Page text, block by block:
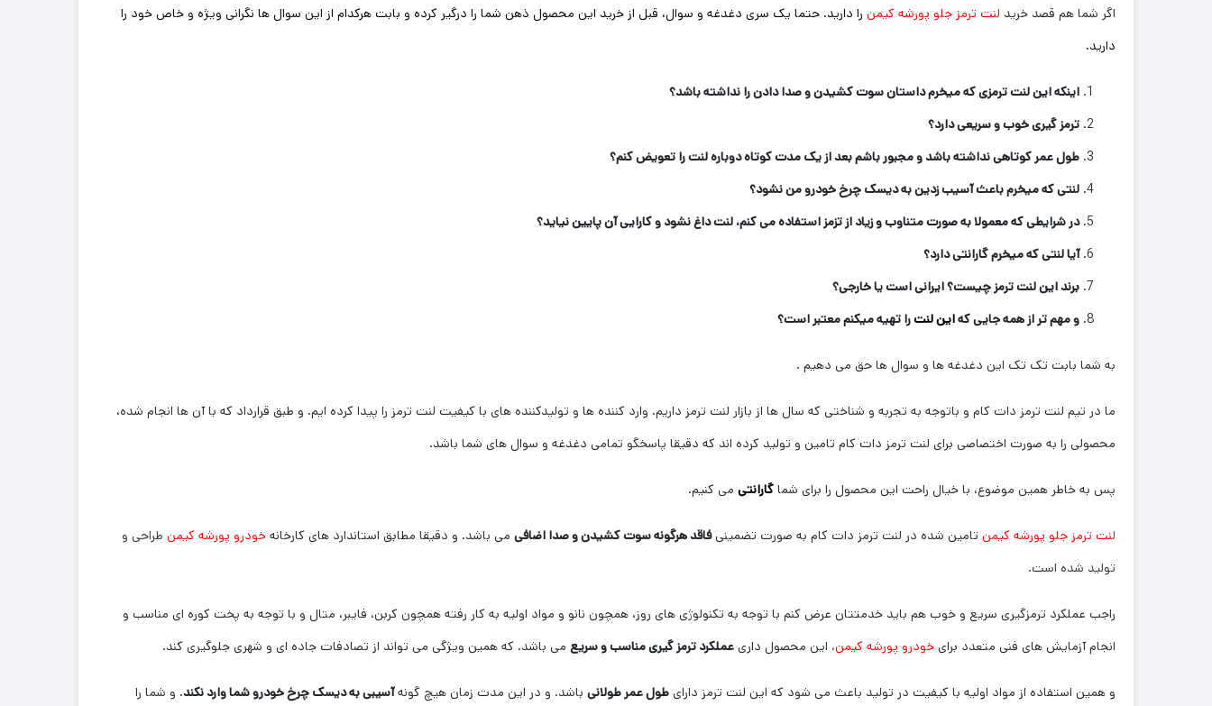
اگر شما هم قصد خرید لنت ترمز جلو پورشه کیمن را دارید. حتما یک سری دغدغه و سوال، قبل از خرید این محصول ذهن شما را درگیر کرده و بابت هرکدام از این سوال ها نگرانی ویژه و خاص خود را
دارید.
اینکه این لنت ترمزی که میخرم داستان سوت کشیدن و صدا دادن را نداشته باشد؟
ترمز گیری خوب و سریعی دارد؟
طول عمر کوتاهی نداشته باشد و مجبور باشم بعد از یک مدت کوتاه دوباره لنت را تعویض کنم؟
لنتی که میخرم باعث آسیب زدین به دیسک چرخ خودرو من نشود؟
در شرایطی که معمولا به صورت متناوب و زیاد از تزمز استفاده می کنم، لنت داغ نشود و کارایی آن پایین نیاید؟
آیا لنتی که میخرم گارانتی دارد؟
برند این لنت ترمز چیست؟ ایرانی است یا خارجی؟
و مهم تر از همه جایی کهاین لنترا تهیه میکنم معتبر است؟
به شما بابت تک تک این دغدغه ها و سوال ها حق می دهیم .
ما در تیم لنت ترمز دات کام و باتوجه به تجربه و شناختی که سال ها از بازار لنت ترمز داریم. وارد کننده ها و تولیدکننده های با کیفیت لنت ترمز را پیدا کرده ایم. و طبق قرارداد که با آن ها انجام شده،
محصولی را به صورت اختصاصی برای لنت ترمز دات کام تامین و تولید کرده اند که دقیقا پاسخگو تمامی دغدغه و سوال های شما باشد.
پس به خاطر همین موضوع، با خیال راحت این محصول را برای شما گارانتی می کنیم.
لنت ترمز جلو پورشه کیمن تامین شده در لنت ترمز دات کام به صورت تضمینیفاقد هرگونه سوت کشیدن و صدا اضافی می باشد. و دقیقا مطابق استاندارد های کارخانه خودرو پورشه کیمن طراحی و
تولید شده است.
راجب عملکرد ترمزگیری سریع و خوب هم باید خدمتتان عرض کنم با توجه به تکنولوژی های روز، همچون نانو و مواد اولیه به کار رفته همچون کربن، فایبر، متال و با توجه به پخت کوره ای مناسب و
انجام آزمایش های فنی متعدد برای خودرو پورشه کیمن، این محصول داری عملکرد ترمز گیری مناسب و سریع می باشد. که همین ویژگی می تواند از تصادفات جاده ای و شهری جلوگیری کند.
و همین استفاده از مواد اولیه با کیفیت در تولید باعث می شود که این لنت ترمز دارای طول عمر طولانی باشد. و در این مدت زمان هیچ گونهآسیبی به دیسک چرخ خودرو شما وارد نکند. و شما را